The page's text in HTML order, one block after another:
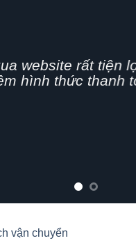
thức bán hàng
tính năng chia
vận chuyển